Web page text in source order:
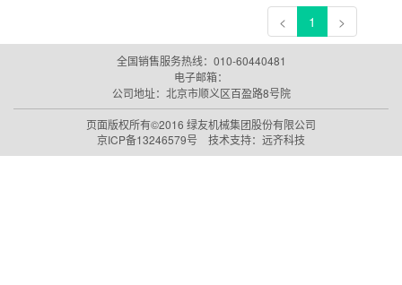
< 1 >
全国销售服务热线：010-60440481
电子邮箱：
公司地址：北京市顺义区百盈路8号院
页面版权所有©2016 绿友机械集团股份有限公司
京ICP备13246579号 技术支持： 远齐科技